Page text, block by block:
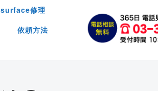
surface修理
依頼方法